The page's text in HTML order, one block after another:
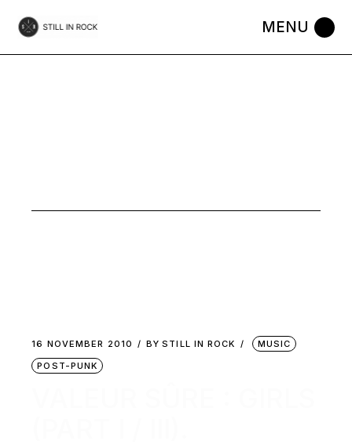
the
16 NOVEMBER 2010 BY STILL IN ROCK
MUSIC
POST-PUNK